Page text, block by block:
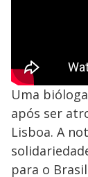
Uma
após ser
Lisboa. A
para o